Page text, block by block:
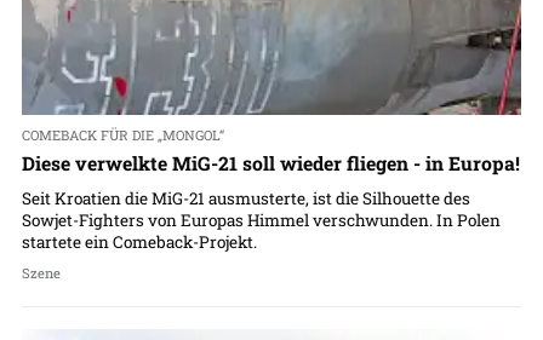
COMEBACK FÜR DIE „MONGOL“
Diese verwelkte MiG-21 soll wieder fliegen - in Europa!
Seit Kroatien die MiG-21 ausmusterte, ist die Silhouette des
Sowjet-Fighters von Europas Himmel verschwunden. In Polen
startete ein Comeback-Projekt.
Szene